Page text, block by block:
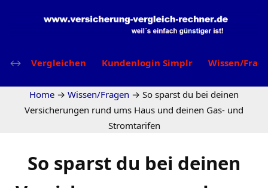
Vergleichen Kundenlogin Simplr Wissen/
Home → Wissen/Fragen → So sparst du bei deinen
Versicherungen rund ums Haus und deinen Gas- und
Stromtarifen
So sparst du bei deinen